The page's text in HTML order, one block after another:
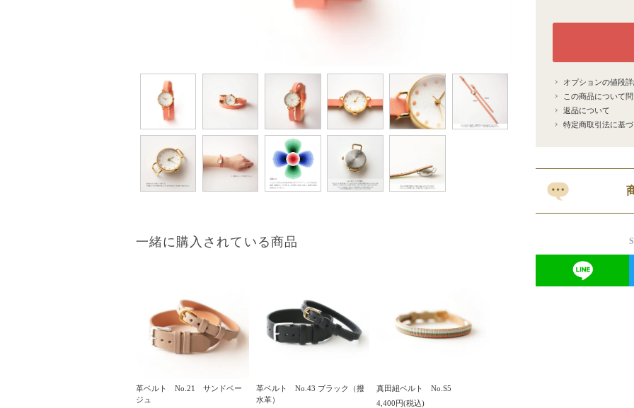
一緒に購入されている商品
革ベルト No.21 サンドベー
ジュ
革ベルト No.43 ブラック（撥
水革）
真田紐ベルト No.S5
4,400円(税込)
オプションの値段
この商品について
返品について
特定商取引法に基